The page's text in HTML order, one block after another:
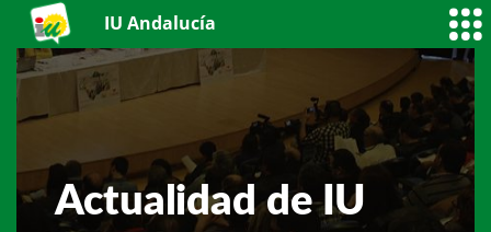
IU Andalucía
Actualidad de IU